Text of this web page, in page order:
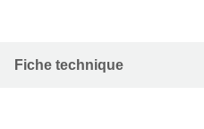
Fiche technique